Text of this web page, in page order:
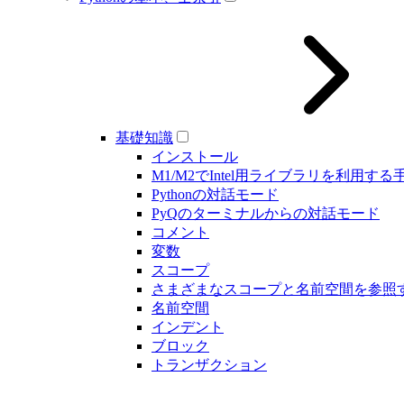
基礎知識
インストール
M1/M2でIntel用ライブラリを利用する
Pythonの対話モード
PyQのターミナルからの対話モード
コメント
変数
スコープ
さまざまなスコープと名前空間を参照
名前空間
インデント
ブロック
トランザクション